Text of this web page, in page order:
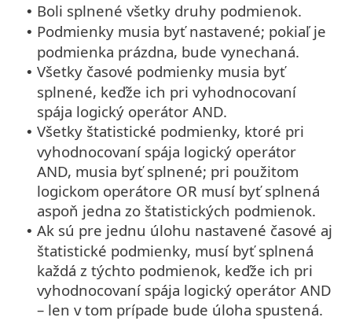
• Boli splnené všetky druhy podmienok.
• Podmienky musia byť nastavené; pokiaľ je
podmienka prázdna, bude vynechaná.
• Všetky časové podmienky musia byť
splnené, keďže ich pri vyhodnocovaní
spája logický operátor AND.
• Všetky štatistické podmienky, ktoré pri
vyhodnocovaní spája logický operátor
AND, musia byť splnené; pri použitom
logickom operátore OR musí byť splnená
aspoň jedna zo štatistických podmienok.
• Ak sú pre jednu úlohu nastavené časové aj
štatistické podmienky, musí byť splnená
každá z týchto podmienok, keďže ich pri
vyhodnocovaní spája logický operátor AND
– len v tom prípade bude úloha spustená.